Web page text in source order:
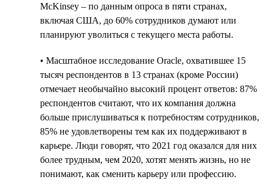
McKinsey – по данным опроса в пяти странах,
включая США, до 60% сотрудников думают или
планируют уволиться с текущего места работы.
• Масштабное исследование Oracle, охватившее 15
тысяч респондентов в 13 странах (кроме России)
отмечает необычайно высокий процент ответов: 87%
респондентов считают, что их компания должна
больше прислушиваться к потребностям сотрудников,
85% не удовлетворены тем как их поддерживают в
карьере. Люди говорят, что 2021 год оказался для них
более трудным, чем 2020, хотят менять жизнь, но не
понимают, как сменить карьеру или профессию.